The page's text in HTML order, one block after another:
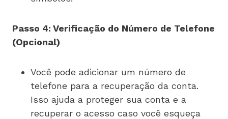
Passo 4: Verificação do Número de Telefone
(Opcional)
Você pode adicionar um número de
telefone para a recuperação da conta.
Isso ajuda a proteger sua conta e a
recuperar o acesso caso você esqueça